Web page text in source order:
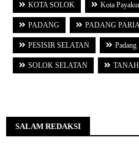
KOTA SOLOK Kota
PADANG PADANG
PESISIR SELATAN Padang
SOLOK SELATAN
SALAM REDAKSI